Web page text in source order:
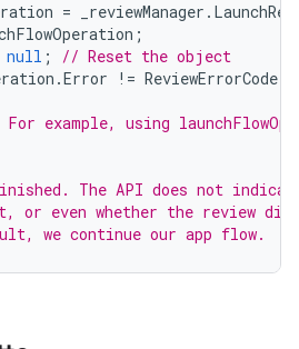
= _reviewManager .
;
null ;
// Reset the object
.Error != ReviewErrorCode
example, using
The API does not
or even whether the review
we continue our app flow.